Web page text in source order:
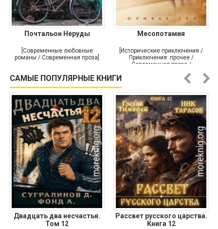
Почтальон Неруды
[Современные любовные
романы / Современная проза]
Месопотамия
[Исторические приключения /
Приключения: прочее /
Современная проза /
САМЫЕ ПОПУЛЯРНЫЕ КНИГИ
Двадцать два несчастья.
Том 12
Рассвет русского царства.
Книга 12